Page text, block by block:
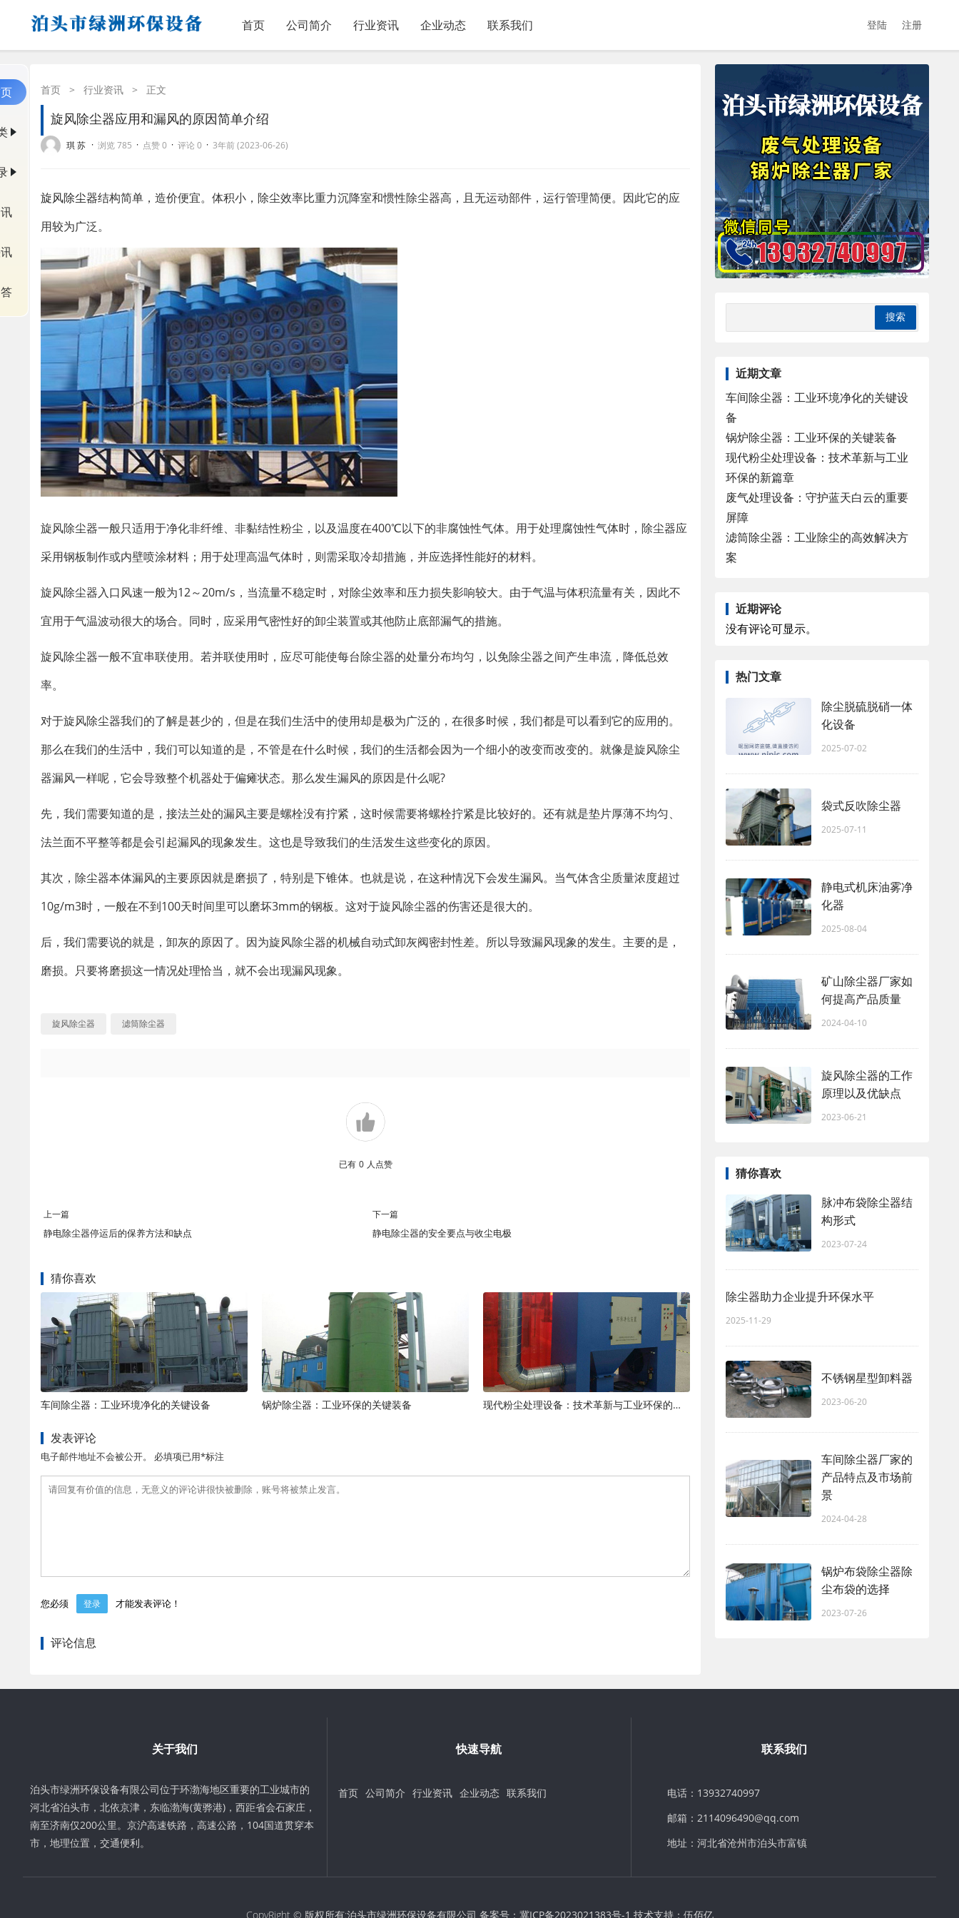
首页 公司简介 行业资讯 企业动态 联系我们 登陆 注册
首页 > 行业资讯 > 正文
旋风除尘器应用和漏风的原因简单介绍
琪 苏 · 浏览 785 · 点赞 0 · 评论 0 · 3年前 (2023-06-26)
旋风除尘器结构简单，造价便宜。体积小，除尘效率比重力沉降室和惯性除尘器高，且无运动部件，运行管理简便。因此它的应
用较为广泛。
旋风除尘器一般只适用于净化非纤维、非黏结性粉尘，以及温度在400℃以下的非腐蚀性气体。用于处理腐蚀性气体时，除尘器应
采用钢板制作或内壁喷涂材料；用于处理高温气体时，则需采取冷却措施，并应选择性能好的材料。
旋风除尘器入口风速一般为12～20m/s，当流量不稳定时，对除尘效率和压力损失影响较大。由于气温与体积流量有关，因此不
宜用于气温波动很大的场合。同时，应采用气密性好的卸尘装置或其他防止底部漏气的措施。
旋风除尘器一般不宜串联使用。若并联使用时，应尽可能使每台除尘器的处量分布均匀，以免除尘器之间产生串流，降低总效
率。
对于旋风除尘器我们的了解是甚少的，但是在我们生活中的使用却是极为广泛的，在很多时候，我们都是可以看到它的应用的。
那么在我们的生活中，我们可以知道的是，不管是在什么时候，我们的生活都会因为一个细小的改变而改变的。就像是旋风除尘
器漏风一样呢，它会导致整个机器处于偏瘫状态。那么发生漏风的原因是什么呢?
先，我们需要知道的是，接法兰处的漏风主要是螺栓没有拧紧，这时候需要将螺栓拧紧是比较好的。还有就是垫片厚薄不均匀、
法兰面不平整等都是会引起漏风的现象发生。这也是导致我们的生活发生这些变化的原因。
其次，除尘器本体漏风的主要原因就是磨损了，特别是下锥体。也就是说，在这种情况下会发生漏风。当气体含尘质量浓度超过
10g/m3时，一般在不到100天时间里可以磨坏3mm的钢板。这对于旋风除尘器的伤害还是很大的。
后，我们需要说的就是，卸灰的原因了。因为旋风除尘器的机械自动式卸灰阀密封性差。所以导致漏风现象的发生。主要的是，
磨损。只要将磨损这一情况处理恰当，就不会出现漏风现象。
旋风除尘器 滤筒除尘器
已有 0 人点赞
上一篇
静电除尘器停运后的保养方法和缺点
下一篇
静电除尘器的安全要点与收尘电极
猜你喜欢
车间除尘器：工业环境净化的关键设备 锅炉除尘器：工业环保的关键装备 现代粉尘处理设备：技术革新与工业环保的新篇章
发表评论
电子邮件地址不会被公开。 必填项已用*标注
您必须 登录 才能发表评论！
评论信息
近期文章
车间除尘器：工业环境净化的关键设
备
锅炉除尘器：工业环保的关键装备
现代粉尘处理设备：技术革新与工业
环保的新篇章
废气处理设备：守护蓝天白云的重要
屏障
滤筒除尘器：工业除尘的高效解决方
案
近期评论
没有评论可显示。
热门文章
除尘脱硫脱硝一体
化设备
2025-07-02
袋式反吹除尘器
2025-07-11
静电式机床油雾净
化器
2025-08-04
矿山除尘器厂家如
何提高产品质量
2024-04-10
旋风除尘器的工作
原理以及优缺点
2023-06-21
猜你喜欢
脉冲布袋除尘器结
构形式
2023-07-24
除尘器助力企业提升环保水平
2025-11-29
不锈钢星型卸料器
2023-06-20
车间除尘器厂家的
产品特点及市场前
景
2024-04-28
锅炉布袋除尘器除
尘布袋的选择
2023-07-26
关于我们
泊头市绿洲环保设备有限公司位于环渤海地区重要的工业城市的
河北省泊头市，北依京津，东临渤海(黄骅港)，西距省会石家庄，
南至济南仅200公里。京沪高速铁路，高速公路，104国道贯穿本
市，地理位置，交通便利。
快速导航
首页 公司简介 行业资讯 企业动态 联系我们
联系我们
电话：13932740997
邮箱：2114096490@qq.com
地址：河北省沧州市泊头市富镇
CopyRight © 版权所有:泊头市绿洲环保设备有限公司 备案号： 冀ICP备2023021383号-1 技术支持： 伍佰亿